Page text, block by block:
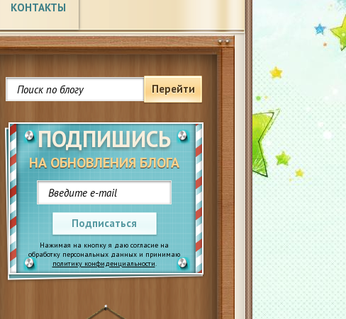
КОНТАКТЫ
Перейти
ПОДПИШИСЬ
НА ОБНОВЛЕНИЯ БЛОГА
Подписаться
Нажимая на кнопку я даю согласие на
обработку персональных данных и принимаю
политику конфиденциальности.